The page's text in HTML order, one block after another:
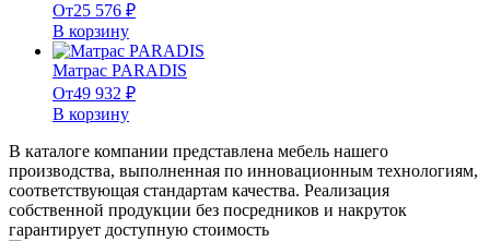
От25 576 ₽
В корзину
Матрас PARADIS
От49 932 ₽
В корзину
В каталоге компании представлена мебель нашего
производства, выполненная по инновационным технологиям,
соответствующая стандартам качества. Реализация
собственной продукции без посредников и накруток
гарантирует доступную стоимость